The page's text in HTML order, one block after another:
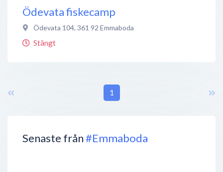
Senaste från#Emmaboda
Ödevata fiskecamp
Ödevata 104, 361 92 Emmaboda
Stängt
1